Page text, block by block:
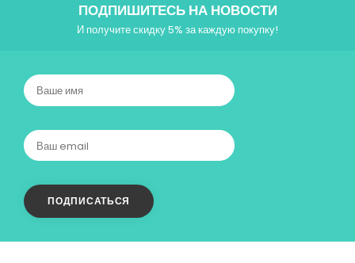
ПОДПИШИТЕСЬ НА НОВОСТИ
И получите скидку 5% за каждую покупку!